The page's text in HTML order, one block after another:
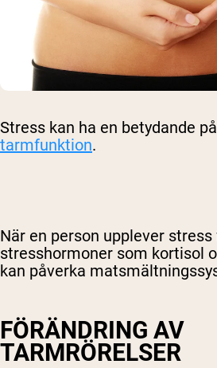
Stress kan ha en betydande
tarmfunktion.
När en person upplever
stresshormoner som kortisol
kan påverka
FÖRÄNDRING AV
TARMRÖRELSER